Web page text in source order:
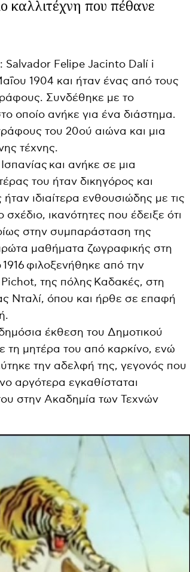
καλλιτέχνη που πέθανε
Salvador Felipe Jacinto Dalí i
1904 και ήταν ένας από τους
Συνδέθηκε με το
οποίο ανήκε για ένα διάστημα.
του 20ού αιώνα και μια
τέχνης.
και ανήκε σε μια
του ήταν δικηγόρος και
ιδιαίτερα ενθουσιώδης με τις
ικανότητες που έδειξε ότι
στην συμπαράσταση της
μαθήματα ζωγραφικής στη
φιλοξενήθηκε από την
Pichot, της πόλης Καδακές, στη
Νταλί, όπου και ήρθε σε επαφή
έκθεση του Δημοτικού
τη μητέρα του από καρκίνο, ενώ
την αδελφή της, γεγονός που
αργότερα εγκαθίσταται
στην Ακαδημία των Τεχνών